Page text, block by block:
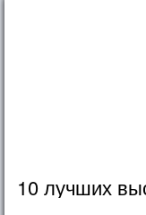
10 лучших